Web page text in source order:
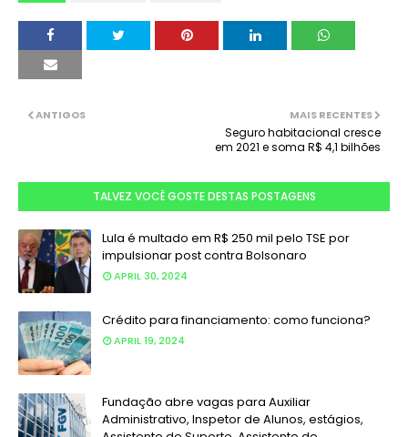
MAIS RECENTES
Seguro habitacional cresce
em 2021 e soma R$ 4,1 bilhões
ANTIGOS
TALVEZ VOCÊ GOSTE DESTAS POSTAGENS
Lula é multado em R$ 250 mil pelo TSE por
impulsionar post contra Bolsonaro
APRIL 30, 2024
Crédito para financiamento: como funciona?
APRIL 19, 2024
Fundação abre vagas para Auxiliar
Administrativo, Inspetor de Alunos, estágios,